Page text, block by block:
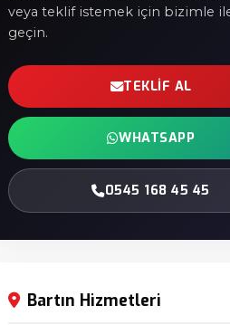
veya teklif istemek için bizimle
geçin.
TEKLIF AL
WHATSAPP
0545 168 45 45
Bartın Hizmetleri